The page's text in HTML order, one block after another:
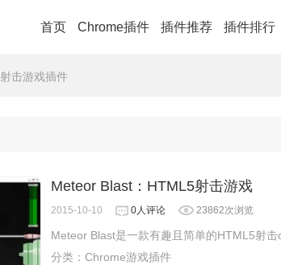
首页 Chrome插件 插件推荐 插件排行
射击游戏插件
Meteor Blast：HTML5射击游戏
2015-10-10 0人评论 23862次浏览
Meteor Blast是一款有趣且简单的HTML5射击
分类： Chrome游戏插件